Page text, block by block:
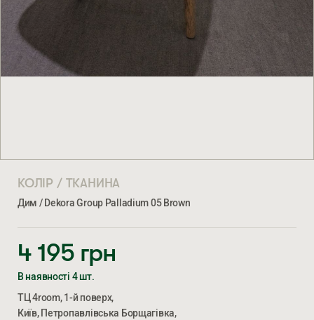
КОЛІР / ТКАНИНА
Дим / Dekora Group Palladium 05 Brown
4 195 грн
В наявності 4 шт.
ТЦ 4room, 1-й поверх,
Київ, Петропавлівська Борщагівка,